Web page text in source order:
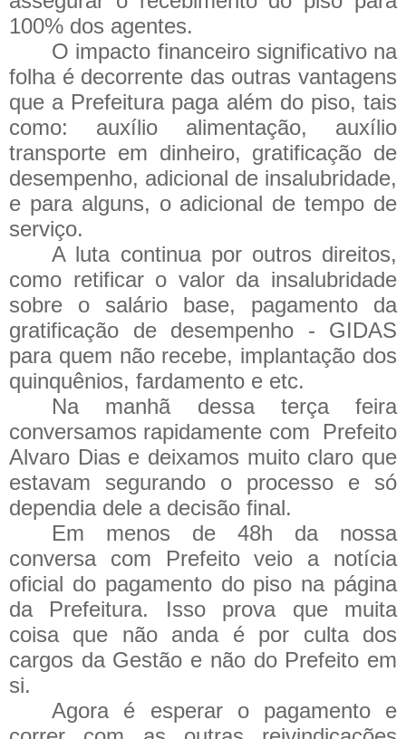
100% dos agentes.
O impacto financeiro significativo na
folha é decorrente das outras vantagens
que a Prefeitura paga além do piso, tais
como: auxílio alimentação, auxílio
transporte em dinheiro, gratificação de
desempenho, adicional de insalubridade,
e para alguns, o adicional de tempo de
serviço.
A luta continua por outros direitos,
como retificar o valor da insalubridade
sobre o salário base, pagamento da
gratificação de desempenho - GIDAS
para quem não recebe, implantação dos
quinquênios, fardamento e etc.
Na manhã dessa terça feira
conversamos rapidamente com
Prefeito
Alvaro Dias e deixamos muito claro que
estavam segurando o processo e só
dependia dele a decisão final.
Em menos de 48h da nossa
conversa com Prefeito veio a notícia
oficial do pagamento do piso na página
da Prefeitura. Isso prova que muita
coisa que não anda é por culta dos
cargos da Gestão e não do Prefeito em
si.
Agora é esperar o pagamento e